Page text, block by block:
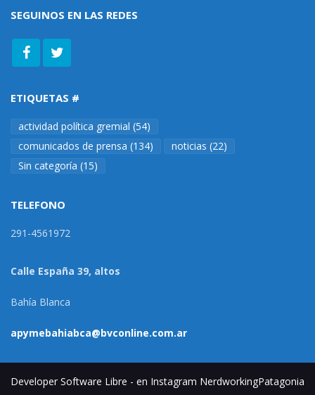
SEGUINOS EN LAS REDES
ETIQUETAS #
actividad política gremial (54)
comunicados de prensa (134) noticias (22)
Sin categoría (15)
TELEFONO
291-4561972
Calle España 39, altos
Bahía Blanca
apymebahiabca@bvconline.com.ar
Developer Software Libre - en Instagram NerdworkingPatagonia